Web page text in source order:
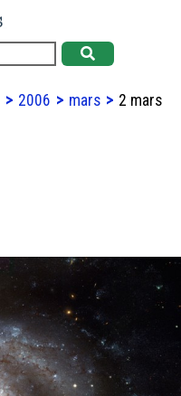
2006 mars
2 mars